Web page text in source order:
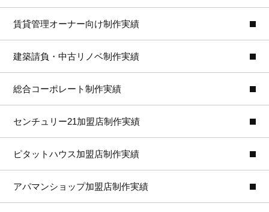
賃貸管理オーナー向け制作実績
建築請負・中古リノベ制作実績
総合コーポレート制作実績
センチュリー21加盟店制作実績
ピタットハウス加盟店制作実績
アパマンショップ加盟店制作実績